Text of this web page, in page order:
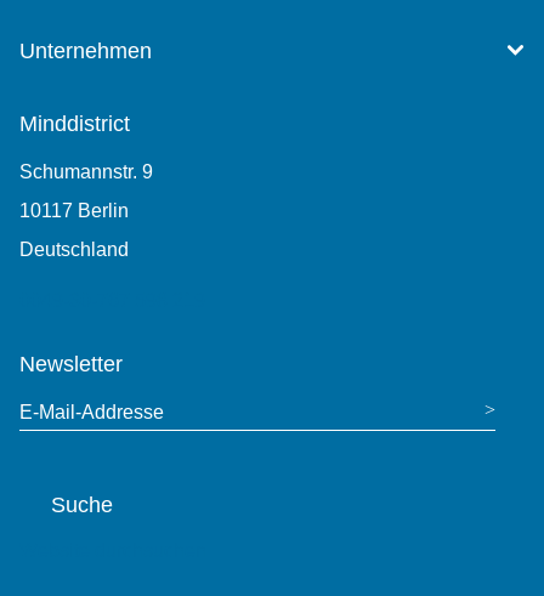
Unternehmen
Minddistrict
Schumannstr. 9
10117 Berlin
Deutschland
Newsletter
E-Mail-Addresse
Suche